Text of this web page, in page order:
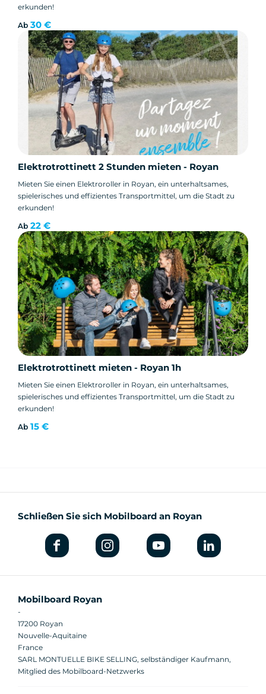
erkunden!
Ab 30 €
Elektrotrottinett 2 Stunden mieten - Royan
Mieten Sie einen Elektroroller in Royan, ein unterhaltsames,
spielerisches und effizientes Transportmittel, um die Stadt zu
erkunden!
Ab 22 €
Elektrotrottinett mieten - Royan 1h
Mieten Sie einen Elektroroller in Royan, ein unterhaltsames,
spielerisches und effizientes Transportmittel, um die Stadt zu
erkunden!
Ab 15 €
Schließen Sie sich Mobilboard an Royan
Mobilboard Royan
-
17200 Royan
Nouvelle-Aquitaine
France
SARL MONTUELLE BIKE SELLING, selbständiger Kaufmann,
Mitglied des Mobilboard-Netzwerks